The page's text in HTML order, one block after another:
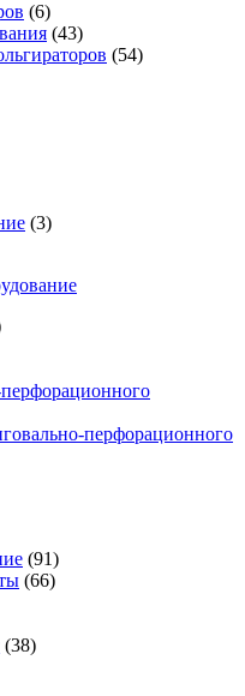
(6)
(43)
(54)
(3)
перфорационного
(91)
(66)
(38)